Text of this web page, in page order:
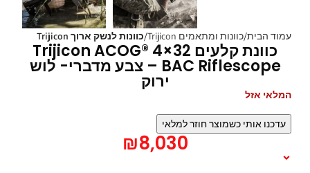
עמוד הבית כוונות ומתאמים Trijicon כוונות לנשק ארוך Trijicon
כוונת קלעים Trijicon ACOG® 4×32
BAC Riflescope – צבע מדברי- לוש
ירוק
המלאי אזל
עדכנו אותי כשמוצר חוזר למלאי
₪8,030